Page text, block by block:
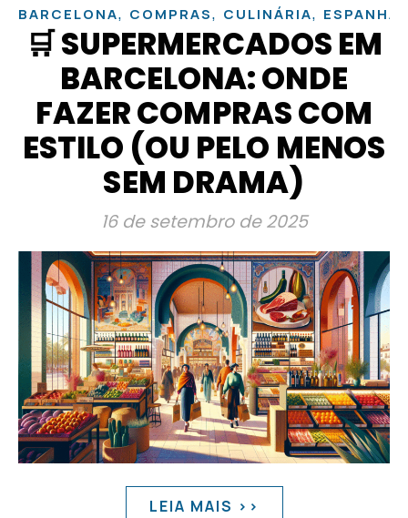
BARCELONA, COMPRAS, CULINÁRIA, ESPANHA
🛒 SUPERMERCADOS EM
BARCELONA: ONDE
FAZER COMPRAS COM
ESTILO (OU PELO MENOS
SEM DRAMA)
16 de setembro de 2025
LEIA MAIS >>